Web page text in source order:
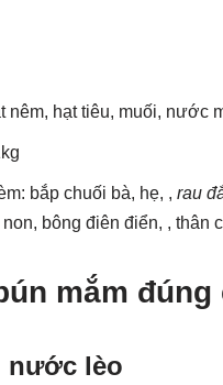
nêm, hạt tiêu, muối, nước
bắp chuối bà, hẹ, , rau
bông điên điển, , thân
mắm
nước lèo